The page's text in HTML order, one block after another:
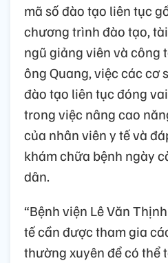
mã số đào tạo liên tục
chương trình đào tạo,
ngũ giảng viên và công
ông Quang, việc các cơ
đào tạo liên tục đóng
trong việc nâng cao
của nhân viên y tế và
khám chữa bệnh ngày
dân.
“Bệnh viện Lê Văn
tế cần được tham gia
thường xuyên để có thể